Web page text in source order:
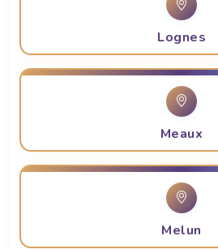
Lognes
Meaux
Melun